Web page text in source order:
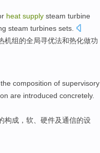
heat supply steam turbine
steam turbines sets.
机组的全局寻优法和热化做功
the composition of supervisory
are introduced concretely.
构成 ， 软 硬件及通信的设